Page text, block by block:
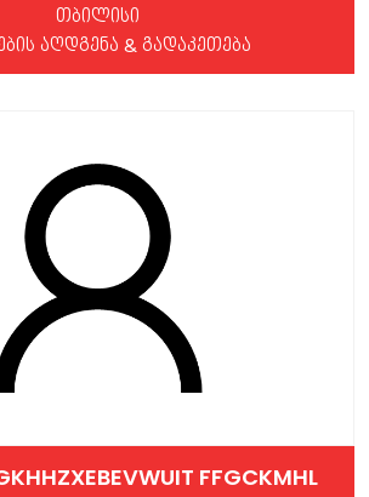
თბილისი
აღდგენა & გადაკეთება
FFGCKMHL